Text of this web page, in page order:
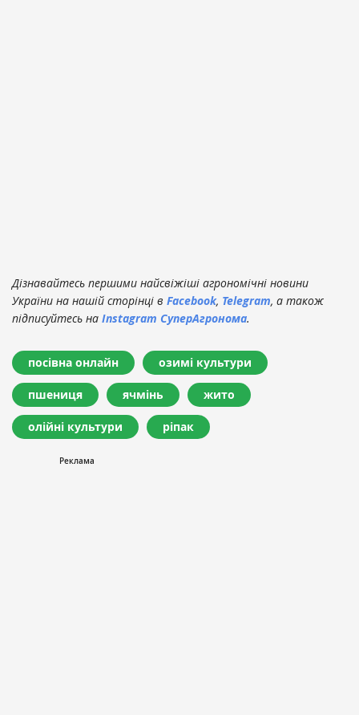
Дізнавайтесь першими найсвіжіші агрономічні новини
України на нашій сторінці в Facebook, Telegram, а також
підписуйтесь на Instagram СуперАгронома.
посівна онлайн озимі культури
пшениця ячмінь жито
олійні культури ріпак